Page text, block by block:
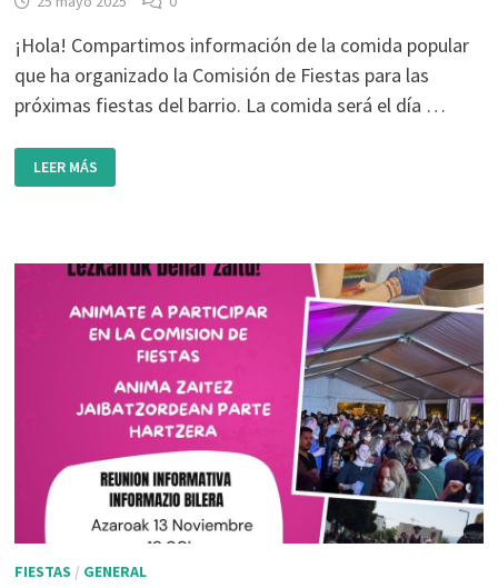
¡Hola! Compartimos información de la comida popular
que ha organizado la Comisión de Fiestas para las
próximas fiestas del barrio. La comida será el día …
COMIDA
POPULAR
7
LEER MÁS
FIESTAS / GENERAL